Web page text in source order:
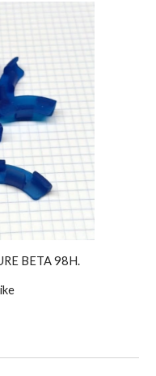
BETA 98H.